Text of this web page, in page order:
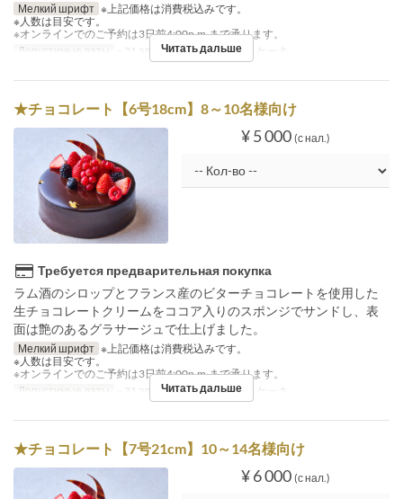
Мелкий шрифт ※上記価格は消費税込みです。
※人数は目安です。
※オンラインでのご予約は3日前4:00p.m.まで承ります。
Допустимые даты
~ 31 авг. Категория места ケーキ
Читать дальше
★チョコレート【6号18cm】8～10名様向け
¥ 5 000 (с нал.)
Требуется предварительная покупка
ラム酒のシロップとフランス産のビターチョコレートを使用した
生チョコレートクリームをココア入りのスポンジでサンドし、表
面は艶のあるグラサージュで仕上げました。
Мелкий шрифт ※上記価格は消費税込みです。
※人数は目安です。
※オンラインでのご予約は3日前4:00p.m.まで承ります。
Допустимые даты
~ 31 авг. Категория места ケーキ
Читать дальше
★チョコレート【7号21cm】10～14名様向け
¥ 6 000 (с нал.)